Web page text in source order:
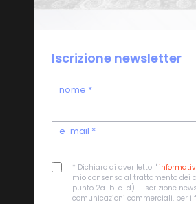
Iscrizione newsletter
* Dichiaro di aver letto l'
mio consenso al trattamento dei
punto 2a-b-c-d) - Iscrizione
comunicazioni commerciali, per i